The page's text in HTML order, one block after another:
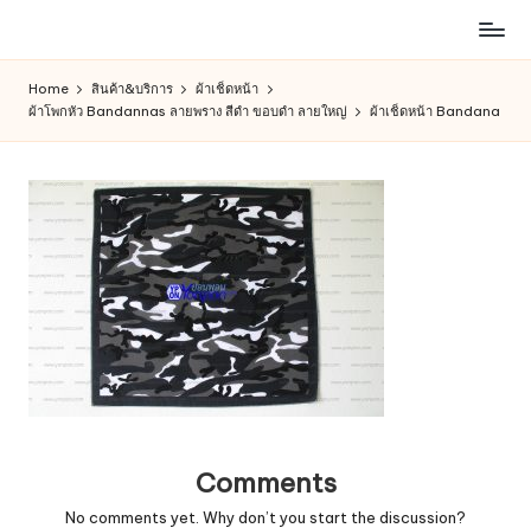
content
สินค้า
คน
รัก
การ
ช็อป
Home สินค้า&บริการ
ผ้าเช็ดหน้า
ผ้าโพกหัว Bandannas ลายพราง สีดำ ขอบดำ ลายใหญ่
ผ้าเช็ดหน้า Bandana
Comments
No comments yet. Why don’t you start the discussion?